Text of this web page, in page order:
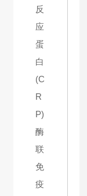
反
应
蛋
白
(C
R
P)
酶
联
免
疫